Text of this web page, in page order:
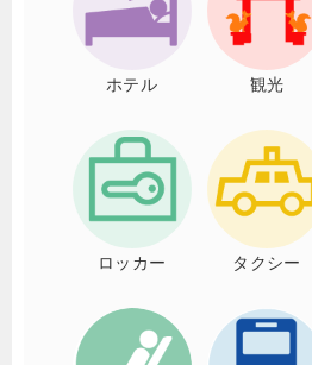
ホテル 観光
ロッカー タクシー